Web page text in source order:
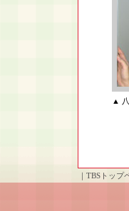
▲
｜ TBSトップ